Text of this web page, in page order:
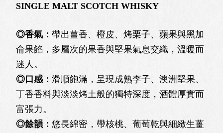
SINGLE MALT SCOTCH WHISKY
◎香氣： 帶出薑香、橙皮、烤栗子、蘋果與黑加
侖果餡，多層次的果香與堅果氣息交織，溫暖而
迷人。
◎口感：滑順飽滿，呈現成熟李子、澳洲堅果、
丁香香料與淡淡烤土般的獨特深度，酒體厚實而
富張力。
◎餘韻：悠長綿密，帶核桃、葡萄乾與細緻生薑